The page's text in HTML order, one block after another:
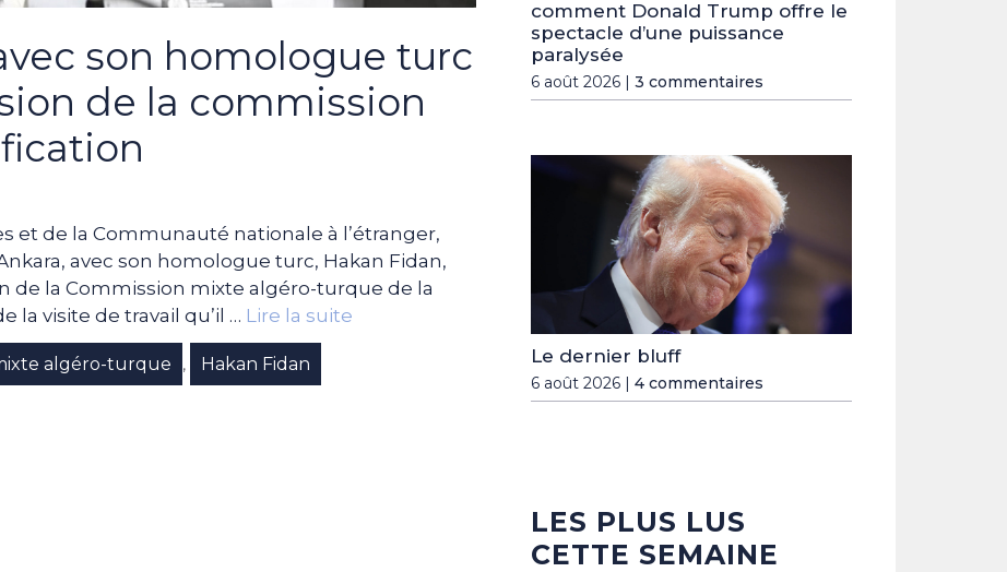
son homologue turc
de la commission
et de la Communauté nationale à l’étranger,
avec son homologue turc, Hakan Fidan,
de la Commission mixte algéro-turque de la
la visite de travail qu’il … Lire la suite
algéro-turque , Hakan Fidan
comment Donald Trump offre le
spectacle d’une puissance
paralysée
6 août 2026 | 3 commentaires
Le dernier bluff
6 août 2026 | 4 commentaires
LES PLUS LUS
CETTE SEMAINE